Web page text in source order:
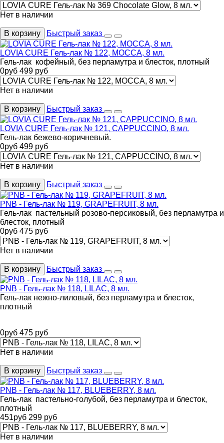
Нет в наличии
В корзину Быстрый заказ
LOVIA CURE Гель-лак № 122, MOCCA, 8 мл.
Гель-лак кофейный, без перламутра и блесток, плотный
0руб 499 руб
Нет в наличии
В корзину Быстрый заказ
LOVIA CURE Гель-лак № 121, CAPPUCCINO, 8 мл.
Гель-лак бежево-коричневый.
0руб 499 руб
Нет в наличии
В корзину Быстрый заказ
PNB - Гель-лак № 119, GRAPEFRUIT, 8 мл.
Гель-лак пастельный розово-персиковый, без перламутра и
блесток, плотный
0руб 475 руб
Нет в наличии
В корзину Быстрый заказ
PNB - Гель-лак № 118, LILAC, 8 мл.
Гель-лак нежно-лиловый, без перламутра и блесток,
плотный
0руб 475 руб
Нет в наличии
В корзину Быстрый заказ
PNB - Гель-лак № 117, BLUEBERRY, 8 мл.
Гель-лак пастельно-голубой, без перламутра и блесток,
плотный
451руб 299 руб
Нет в наличии